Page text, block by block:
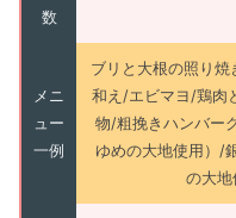
数
メニ
ュー
一例
ブリと大根の照り
和え/エビマヨ/鶏肉
物/粗挽きハンバー
ゆめの大地使用）/
の大地